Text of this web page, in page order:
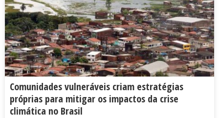
Comunidades vulneráveis criam estratégias
próprias para mitigar os impactos da crise
climática no Brasil